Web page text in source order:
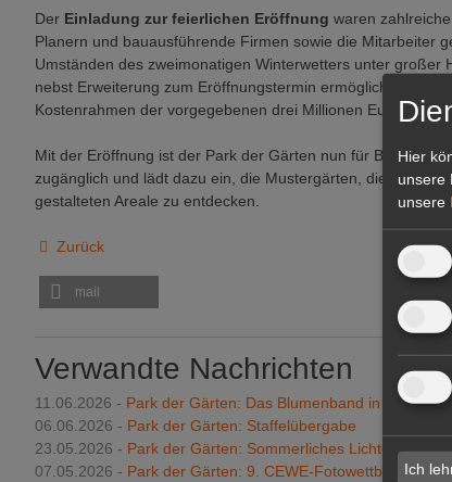
Der Einladung zur feierlichen Eröffnung waren
Planern und bauausführende Firmen sowie die Mitarbeiter
Umständen des zweimonatigen Winterwetters unter
nebst Erweiterung zum Eröffnungstermin ermöglicht. Dies
Kostenrahmen der vorgegebenen drei Millionen Euro.
Mit der Eröffnung ist der Park der Gärten nun für Besucher
zugänglich und lädt dazu ein, die Mustergärten, die
gestalteten Areale zu entdecken.
Zurück
mail
Verwandte Nachrichten
11.06.2026 - Park der Gärten: Das Blumenband in
06.06.2026 - Park der Gärten: Staffelübergabe
23.05.2026 - Park der Gärten: Sommerliches Lichtevent im
07.05.2026 - Park der Gärten: 9. CEWE-Fotowettbewerb
Hier
unsere
unsere
Ich